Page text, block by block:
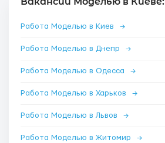
Работа Моделью в Киев →
Работа Моделью в Днепр →
Работа Моделью в Одесса →
Работа Моделью в Харьков →
Работа Моделью в Львов →
Работа Моделью в Житомир →